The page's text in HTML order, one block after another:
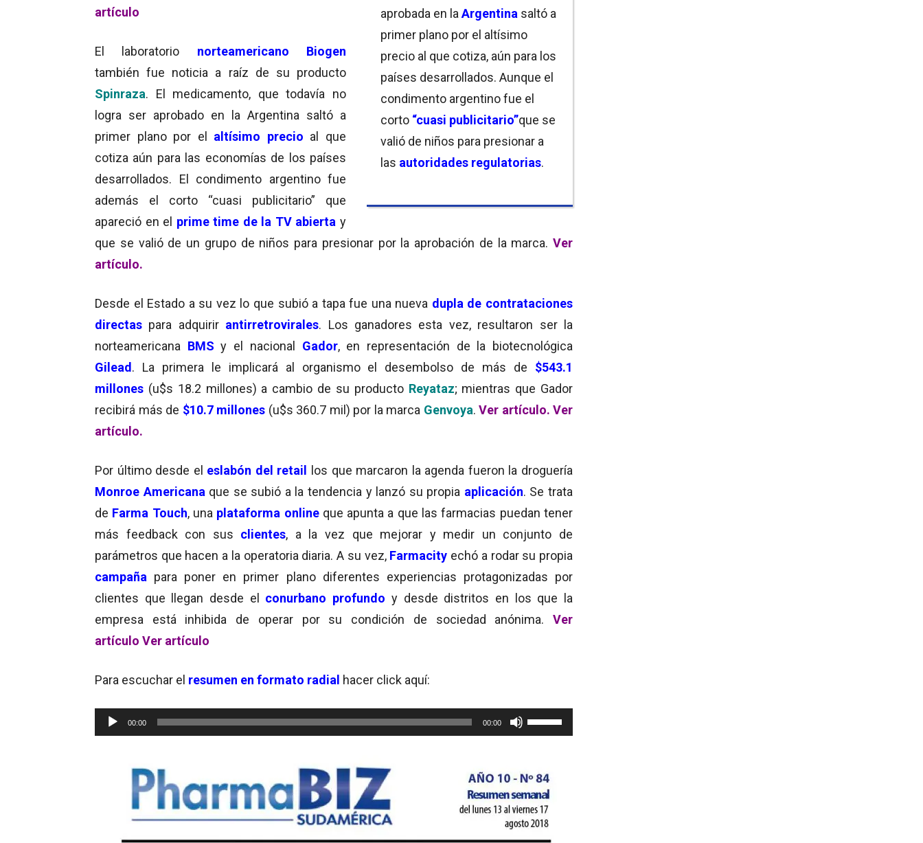
aprobada en la Argentina saltó a
primer plano por el altísimo
precio al que cotiza, aún para los
países desarrollados. Aunque el
condimento argentino fue el
corto “cuasi publicitario”que se
valió de niños para presionar a
las autoridades regulatorias.
artículo
El laboratorio norteamericano Biogen
también fue noticia a raíz de su producto
Spinraza. El medicamento, que todavía no
logra ser aprobado en la Argentina saltó a
primer plano por el altísimo precio al que
cotiza aún para las economías de los países
desarrollados. El condimento argentino fue
además el corto “cuasi publicitario” que
apareció en el prime time de la TV abierta y
que se valió de un grupo de niños para presionar por la aprobación de la marca. Ver
artículo.
Desde el Estado a su vez lo que subió a tapa fue una nueva dupla de contrataciones
directas para adquirir antirretrovirales. Los ganadores esta vez, resultaron ser la
norteamericana BMS y el nacional Gador, en representación de la biotecnológica
Gilead. La primera le implicará al organismo el desembolso de más de $543.1
millones (u$s 18.2 millones) a cambio de su producto Reyataz; mientras que Gador
recibirá más de $10.7 millones (u$s 360.7 mil) por la marca Genvoya. Ver artículo. Ver
artículo.
Por último desde el eslabón del retail los que marcaron la agenda fueron la droguería
Monroe Americana que se subió a la tendencia y lanzó su propia aplicación. Se trata
de Farma Touch, una plataforma onlineque apunta a que las farmacias puedan tener
más feedback con sus clientes, a la vez que mejorar y medir un conjunto de
parámetros que hacen a la operatoria diaria. A su vez, Farmacity echó a rodar su propia
campaña para poner en primer plano diferentes experiencias protagonizadas por
clientes que llegan desde el conurbano profundo y desde distritos en los que la
empresa está inhibida de operar por su condición de sociedad anónima. Ver
artículo Ver artículo
Para escuchar el resumen en formato radial hacer click aquí:
Reproductor
de
00:00 00:00
las
flecha
arriba/abajo
para